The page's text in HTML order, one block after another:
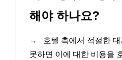
해야 하나요?
→
호텔 측에서 적절한
못하면 이에 대한 비용을